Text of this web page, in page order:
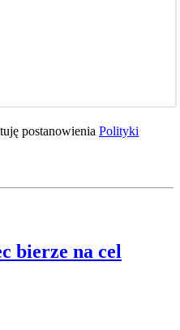
postanowienia Polityki
bierze na cel